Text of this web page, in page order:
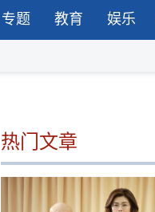
专题 教育 娱乐
热门文章